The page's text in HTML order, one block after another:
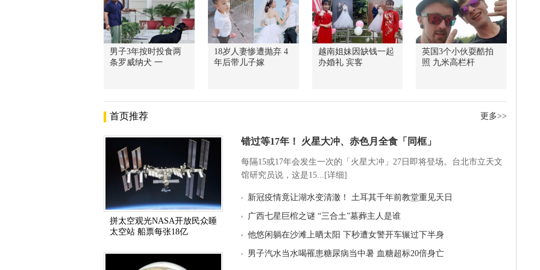
男子3年按时投食两
条罗威纳犬 一
18岁人妻惨遭抛弃 4
年后带儿子嫁
越南姐妹因缺钱一起
办婚礼 宾客
英国3个小伙耍酷拍
照 九米高栏杆
首页推荐 更多>>
拼太空观光NASA开放民众睡
太空站 船票每张18亿
错过等17年！ 火星大冲、赤色月全食「同框」
每隔15或17年会发生一次的「火星大冲」27日即将登场。台北市立天文
馆研究员说，这是15...[详细]
新冠疫情竟让湖水变清澈！ 土耳其千年前教堂重见天日
广西七星巨棺之谜 “三合土”墓葬主人是谁
他悠闲躺在沙滩上晒太阳 下秒遭女警开车辗过下半身
男子汽水当水喝罹患糖尿病当中暑 血糖超标20倍身亡